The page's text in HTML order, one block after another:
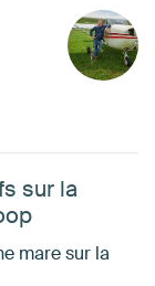
sur la
mare sur la